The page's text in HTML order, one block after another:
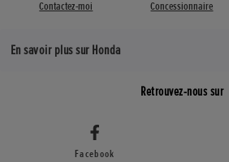
Contactez-moi Concessionnaire
En savoir plus sur Honda
Retrouvez-nous sur
Facebook